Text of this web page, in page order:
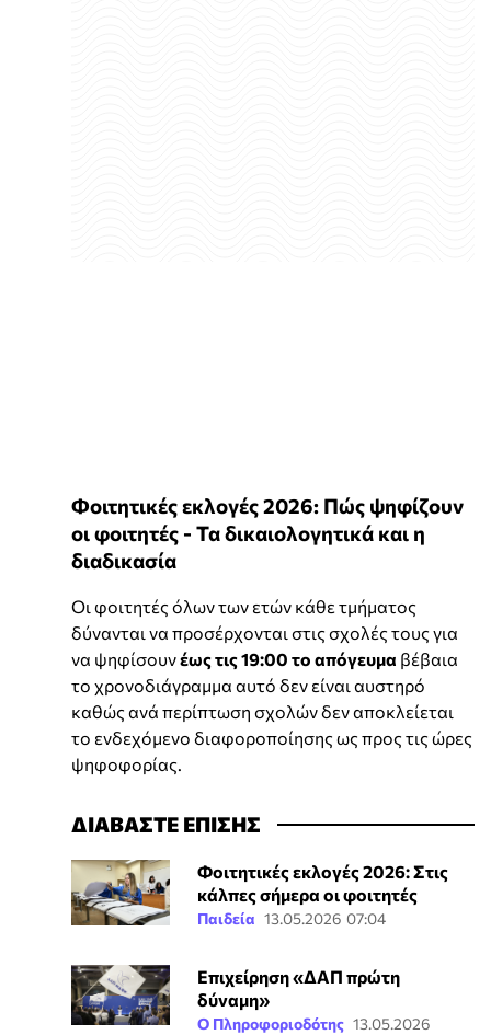
Φοιτητικές εκλογές 2026: Πώς ψηφίζουν
οι φοιτητές - Τα δικαιολογητικά και η
διαδικασία
Οι φοιτητές όλων των ετών κάθε τμήματος
δύνανται να προσέρχονται στις σχολές τους για
να ψηφίσουνέως τις 19:00 το απόγευμα βέβαια
το χρονοδιάγραμμα αυτό δεν είναι αυστηρό
καθώς ανά περίπτωση σχολών δεν αποκλείεται
το ενδεχόμενο διαφοροποίησης ως προς τις ώρες
ψηφοφορίας.
ΔΙΑΒΑΣΤΕ ΕΠΙΣΗΣ
Φοιτητικές εκλογές 2026: Στις
κάλπες σήμερα οι φοιτητές
Παιδεία 13.05.2026 07:04
Επιχείρηση «ΔΑΠ πρώτη
δύναμη»
Ο Πληροφοριοδότης 13.05.2026